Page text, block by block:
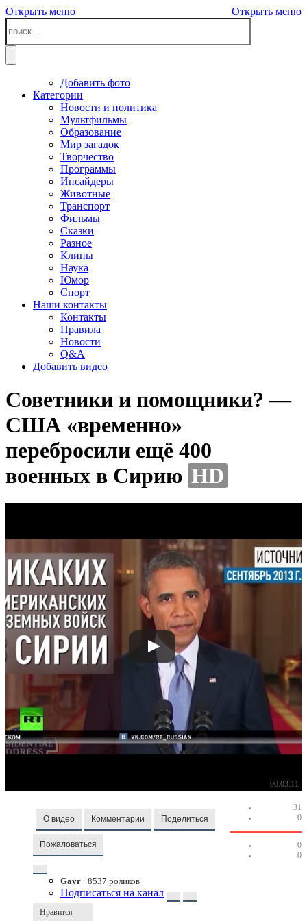
Открыть меню Открыть меню
Добавить фото
Категории
Новости и политика
Мультфильмы
Образование
Мир загадок
Творчество
Программы
Инсайдеры
Животные
Транспорт
Фильмы
Сказки
Разное
Клипы
Наука
Юмор
Спорт
Наши контакты
Контакты
Правила
Новости
Q&A
Добавить видео
Советники и помощники? —
США «временно»
перебросили ещё 400
военных в Сирию HD
00:03:11
О видео Комментарии Поделиться
Пожаловаться
Gavr · 8537 роликов
Подписаться на канал
Нравится
31
0
0
0